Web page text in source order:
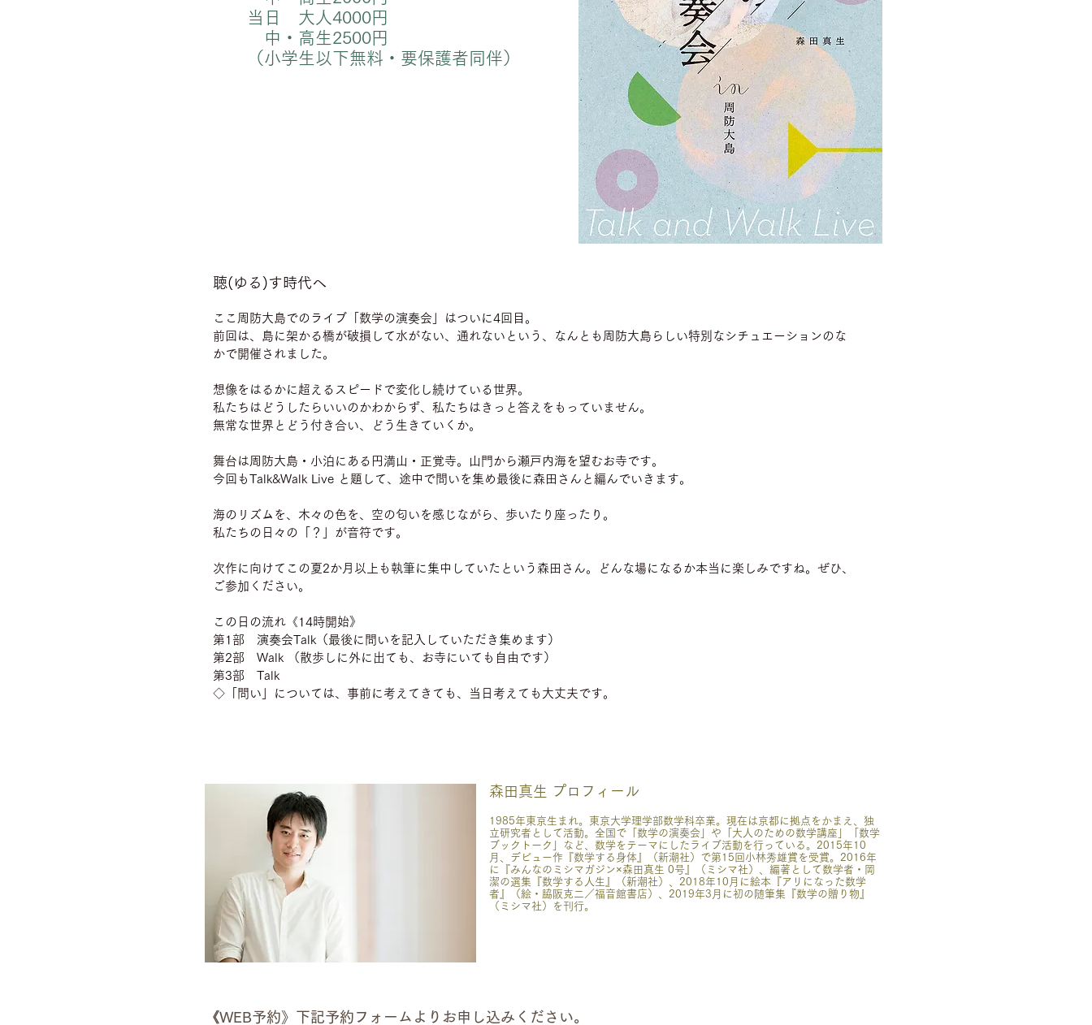
当日 大人4000円
中・高生2500円
（小学生以下無料・要保護者同伴）
聴(ゆる)す時代へ
ここ周防大島でのライブ「数学の演奏会」はついに4回目。
前回は、島に架かる橋が破損して水がない、通れないという、なんとも周防大島らしい特別なシチュエーションのな
かで開催されました。
想像をはるかに超えるスピードで変化し続けている世界。
私たちはどうしたらいいのかわからず、私たちはきっと答えをもっていません。
無常な世界とどう付き合い、どう生きていくか。
舞台は周防大島・小泊にある円満山・正覚寺。山門から瀬戸内海を望むお寺です。
今回もTalk&Walk Live と題して、途中で問いを集め最後に森田さんと編んでいきます。
海のリズムを、木々の色を、空の匂いを感じながら、歩いたり座ったり。
私たちの日々の「？」が音符です。
次作に向けてこの夏2か月以上も執筆に集中していたという森田さん。どんな場になるか本当に楽しみですね。ぜひ、
ご参加ください。
この日の流れ《14時開始》
第1部 演奏会Talk（最後に問いを記入していただき集めます）
第2部 Walk （散歩しに外に出ても、お寺にいても自由です）
第3部 Talk
◇「問い」については、事前に考えてきても、当日考えても大丈夫です。
森田真生 プロフィール
1985年東京生まれ。東京大学理学部数学科卒業。現在は京都に拠点をかまえ、独
立研究者として活動。全国で「数学の演奏会」や「大人のための数学講座」「数学
ブックトーク」など、数学をテーマにしたライブ活動を行っている。2015年10
月、デビュー作『数学する身体』（新潮社）で第15回小林秀雄賞を受賞。2016年
に『みんなのミシマガジン×森田真生 0号』（ミシマ社）、編著として数学者・岡
潔の選集『数学する人生』（新潮社）、2018年10月に絵本『アリになった数学
者』（絵・脇阪克二／福音館書店）、2019年3月に初の随筆集『数学の贈り物』
（ミシマ社）を刊行。
《WEB予約》下記予約フォームよりお申し込みください。